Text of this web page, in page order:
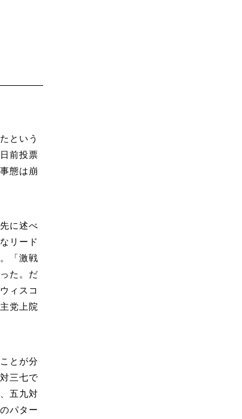
という
前投票
態は崩
に述べ
リード
「激戦
た。だ
ィスコ
党上院
とが分
三七で
五九対
パター